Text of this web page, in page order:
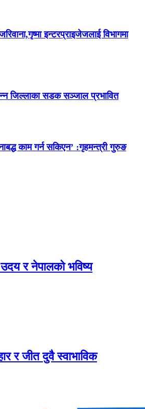
इन्टरप्राइजेजलाई विभागमा
जिल्लाका सडक सञ्जाल प्रभावित
काम गर्न सकिएन’ :गृहमन्त्री गुरुङ
र नेपालको भविष्य
र जीत दुवै स्वाभाविक